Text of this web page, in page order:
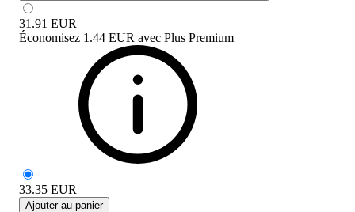
31.91 EUR
Économisez 1.44 EUR avec Plus Premium
33.35 EUR
Ajouter au panier